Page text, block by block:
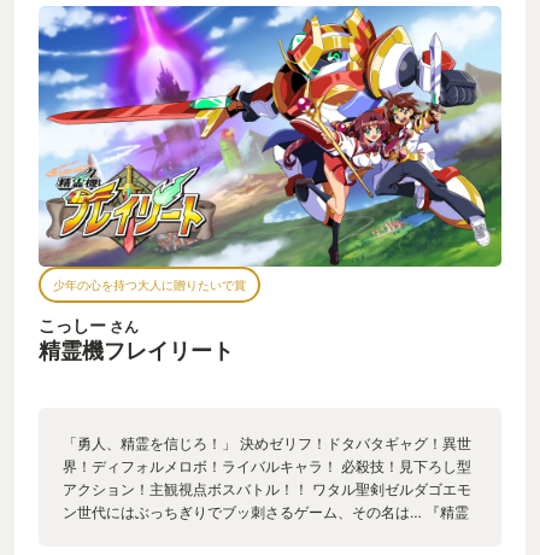
少年の心を持つ大人に贈りたいで賞
こっしー さん
精霊機フレイリート
「勇人、精霊を信じろ！」 決めゼリフ！ドタバタギャグ！異世
界！ディフォルメロボ！ライバルキャラ！ 必殺技！見下ろし型
アクション！主観視点ボスバトル！！ ワタル聖剣ゼルダゴエモ
ン世代にはぶっちぎりでブッ刺さるゲーム、その名は… 『精霊